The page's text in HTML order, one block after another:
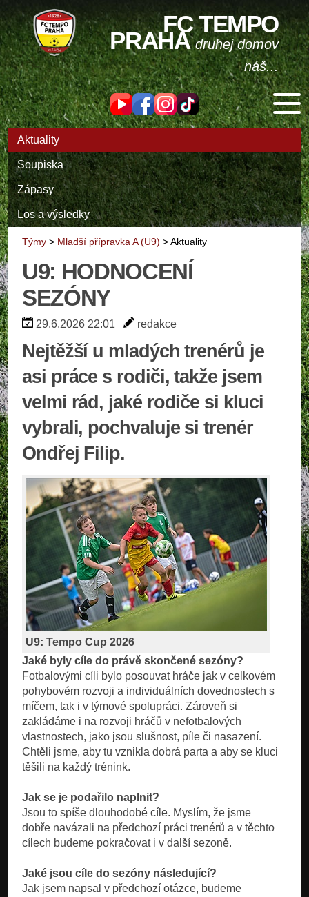
FC TEMPO
PRAHAdruhej domov
náš...
Aktuality
Soupiska
Zápasy
Los a výsledky
Týmy > Mladší přípravka A (U9) >Aktuality
U9: HODNOCENÍ
SEZÓNY
29.6.2026 22:01 redakce
Nejtěžší u mladých trenérů je
asi práce s rodiči, takže jsem
velmi rád, jaké rodiče si kluci
vybrali, pochvaluje si trenér
Ondřej Filip.
U9: Tempo Cup 2026
Jaké byly cíle do právě skončené sezóny?
Fotbalovými cíli bylo posouvat hráče jak v celkovém
pohybovém rozvoji a individuálních dovednostech s
míčem, tak i v týmové spolupráci. Zároveň si
zakládáme i na rozvoji hráčů v nefotbalových
vlastnostech, jako jsou slušnost, píle či nasazení.
Chtěli jsme, aby tu vznikla dobrá parta a aby se kluci
těšili na každý trénink.
Jak se je podařilo naplnit?
Jsou to spíše dlouhodobé cíle. Myslím, že jsme
dobře navázali na předchozí práci trenérů a v těchto
cílech budeme pokračovat i v další sezoně.
Jaké jsou cíle do sezóny následující?
Jak jsem napsal v předchozí otázce, budeme